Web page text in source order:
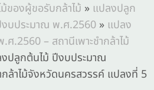
ของผู้ขอรับกล้าไม้ » แปลงปลูก
งบประมาณ พ.ศ.2560 » แปลง
.2560 – สถานีเพาะชำกล้าไม้
ปลูกต้นไม้ ปีงบประมาณ
ล้าไม้จังหวัดนครสวรรค์ แปลงที่ 5